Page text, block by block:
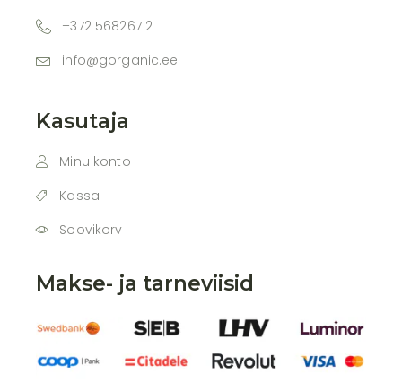
+372 56826712
info@gorganic.ee
Kasutaja
Minu konto
Kassa
Soovikorv
Makse- ja tarneviisid